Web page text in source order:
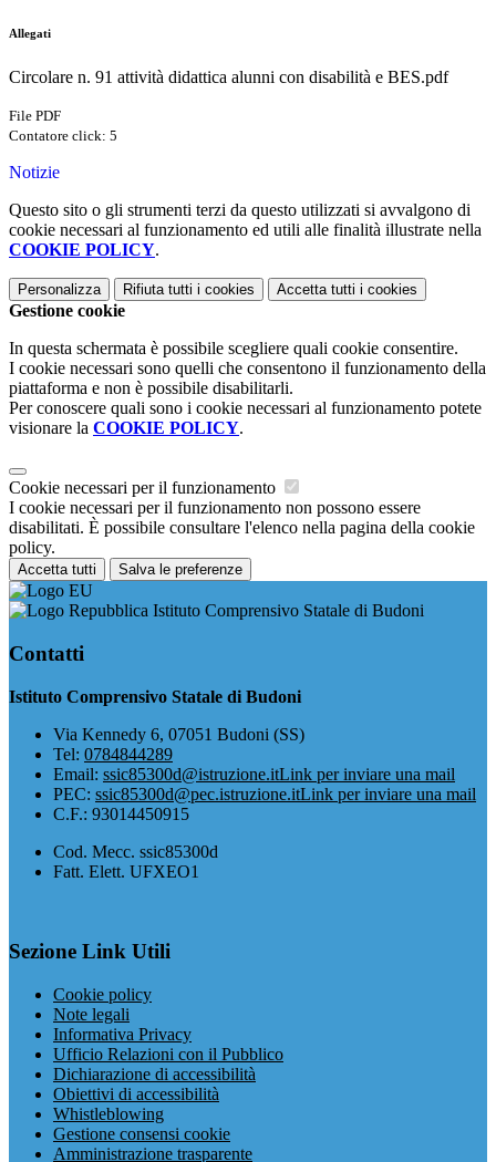
Allegati
Circolare n. 91 attività didattica alunni con disabilità e BES.pdf
File PDF
Contatore click: 5
Notizie
Questo sito o gli strumenti terzi da questo utilizzati si avvalgono di
cookie necessari al funzionamento ed utili alle finalità illustrate nella
COOKIE POLICY.
Personalizza Rifiuta tutti i cookies Accetta tutti i cookies
Gestione cookie
In questa schermata è possibile scegliere quali cookie consentire.
I cookie necessari sono quelli che consentono il funzionamento della
piattaforma e non è possibile disabilitarli.
Per conoscere quali sono i cookie necessari al funzionamento potete
visionare la COOKIE POLICY.
Cookie necessari per il funzionamento
I cookie necessari per il funzionamento non possono essere
disabilitati. È possibile consultare l'elenco nella pagina della cookie
policy.
Accetta tutti Salva le preferenze
Istituto Comprensivo Statale di Budoni
Contatti
Istituto Comprensivo Statale di Budoni
Via Kennedy 6, 07051 Budoni (SS)
Tel: 0784844289
Email: ssic85300d@istruzione.itLink per inviare una mail
PEC: ssic85300d@pec.istruzione.itLink per inviare una mail
C.F.: 93014450915
Cod. Mecc. ssic85300d
Fatt. Elett. UFXEO1
Sezione Link Utili
Cookie policy
Note legali
Informativa Privacy
Ufficio Relazioni con il Pubblico
Dichiarazione di accessibilità
Obiettivi di accessibilità
Whistleblowing
Gestione consensi cookie
Amministrazione trasparente